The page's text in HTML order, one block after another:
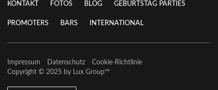
KONTAKT FOTOS BLOG GEBURTSTAG PARTIES
PROMOTERS BARS INTERNATIONAL
Impressum Datenschutz
Cookie-Richtlinie
Copyright © 2025 by Lux Group™